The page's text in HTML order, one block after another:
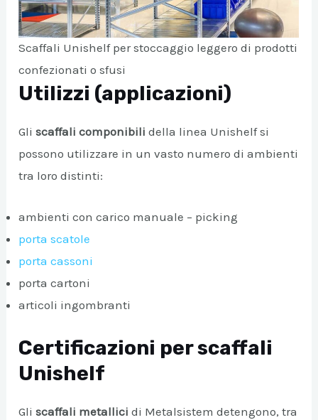
Scaffali Unishelf per stoccaggio leggero di prodotti
confezionati o sfusi
Utilizzi (applicazioni)
Gli scaffali componibili della linea Unishelf si
possono utilizzare in un vasto numero di ambienti
tra loro distinti:
ambienti con carico manuale – picking
porta scatole
porta cassoni
porta cartoni
articoli ingombranti
Certificazioni per scaffali
Unishelf
Gliscaffali metallici di Metalsistem detengono, tra